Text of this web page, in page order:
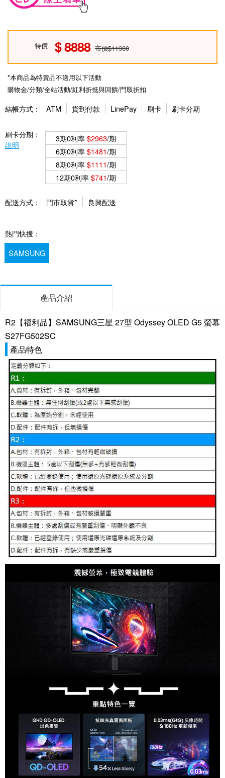
特價 8888 市價$11900
*本商品為特賣品不適用以下活動
購物金/分類/全站活動/紅利折抵與回饋/門取折扣
結帳方式： ATM 貨到付款 LinePay 刷卡 刷卡分期
刷卡分期：
說明
3期0利率$2963/期
6期0利率$1481/期
8期0利率$1111/期
12期0利率$741/期
配送方式： 門市取貨* 良興配送
熱門快搜：
SAMSUNG
產品介紹
R2【福利品】SAMSUNG三星 27型 Odyssey OLED G5 螢幕
S27FG502SC
產品特色